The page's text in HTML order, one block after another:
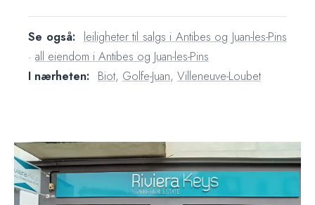
Se også: leiligheter til salgs i Antibes og Juan-les-Pins
· all eiendom i Antibes og Juan-les-Pins
I nærheten: Biot, Golfe-Juan, Villeneuve-Loubet